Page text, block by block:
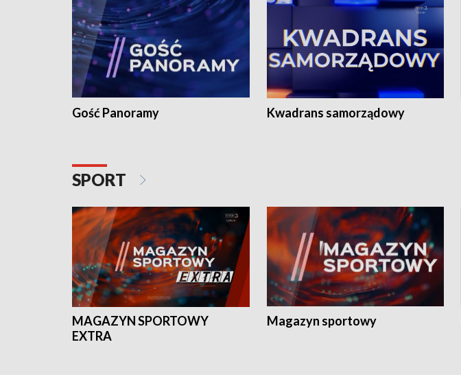
Gość Panoramy Kwadrans samorządowy
SPORT
MAGAZYN SPORTOWY
EXTRA
Magazyn sportowy